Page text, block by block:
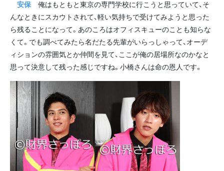
安保 俺はもともと東京の専門学校に行こうと思っていて、そ
んなときにスカウトされて、軽い気持ちで受けてみようと思った
ら残ることになって。あのころはオフィスキューのことも知らな
くて。でも調べてみたら名だたる先輩がいらっしゃって、オーデ
ィションの雰囲気とか仲間を見て、ここが俺の居場所なのかなと
思って決意して残った感じですね。小橋さんは命の恩人です。